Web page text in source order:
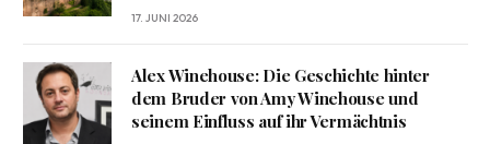
17. JUNI 2026
Alex Winehouse: Die Geschichte hinter
dem Bruder von Amy Winehouse und
seinem Einfluss auf ihr Vermächtnis